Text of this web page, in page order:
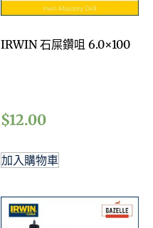
IRWIN 石屎鑽咀 6.0×100
$12.00
加入購物車